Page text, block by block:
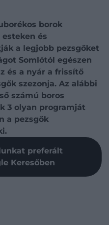
borok
és
a legjobb pezsgőket
Somlótól egészen
és a nyár a frissítő
szezonja. Az alábbi
számú boros
3 olyan programját
a pezsgők
preferált
Keresőben